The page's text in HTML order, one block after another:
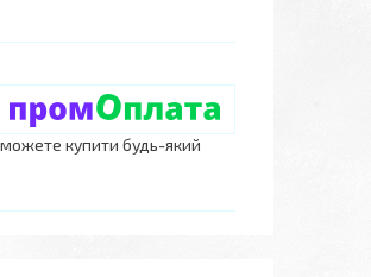
можете купити будь-який